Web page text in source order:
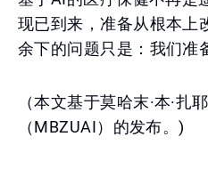
现已到来，准备从根本上
余下的问题只是：我们准
（本文基于莫哈末·本·扎
（MBZUAI）的发布。)